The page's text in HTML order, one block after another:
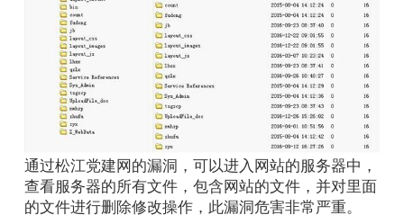
通过松江党建网的漏洞，可以进入网站的服务器中，
查看服务器的所有文件，包含网站的文件，并对里面
的文件进行删除修改操作，此漏洞危害非常严重。